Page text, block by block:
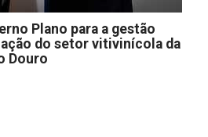
Plano para a gestão
do setor vitivinícola da
Douro